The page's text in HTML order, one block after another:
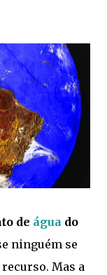
de água do
ninguém se
Mas a